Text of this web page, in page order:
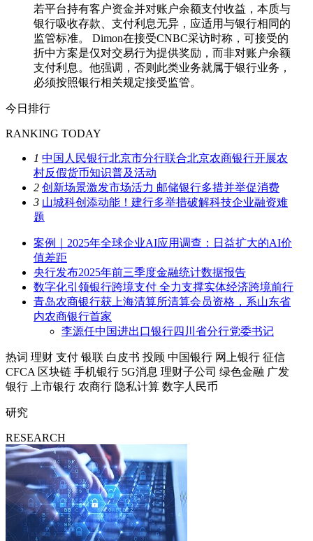
若平台持有客户资金并对账户余额支付收益，本质与
银行吸收存款、支付利息无异，应适用与银行相同的
监管标准。 Dimon在接受CNBC采访时称，可接受的
折中方案是仅对交易行为提供奖励，而非对账户余额
支付利息。他强调，否则此类业务就属于银行业务，
必须按照银行相关规定接受监管。
今日排行
RANKING TODAY
1 中国人民银行北京市分行联合北京农商银行开展农
村反假货币知识普及活动
2 创新场景激发市场活力 邮储银行多措并举促消费
3 山城科创添动能！建行多举措破解科技企业融资难
题
案例｜2025年全球企业AI应用调查：日益扩大的AI价
值差距
央行发布2025年前三季度金融统计数据报告
数字化引领银行跨境支付 全力支撑实体经济跨境前行
青岛农商银行获上海清算所清算会员资格，系山东省
内农商银行首家
李源任中国进出口银行四川省分行党委书记
热词 理财 支付 银联 白皮书 投顾 中国银行 网上银行 征信
CFCA 区块链 手机银行 5G消息 理财子公司 绿色金融 广发
银行
上市银行 农商行 隐私计算 数字人民币
研究
RESEARCH